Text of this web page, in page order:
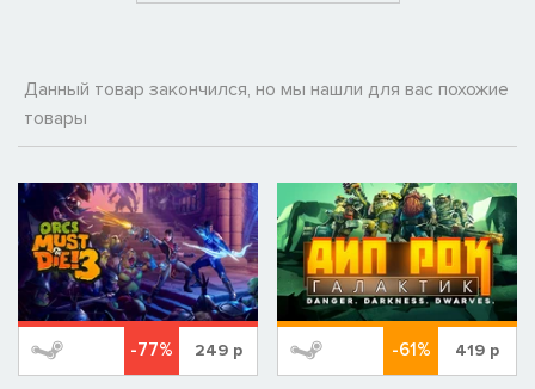
Данный товар закончился, но мы нашли для вас похожие
товары
-77% 249р -61% 419 р